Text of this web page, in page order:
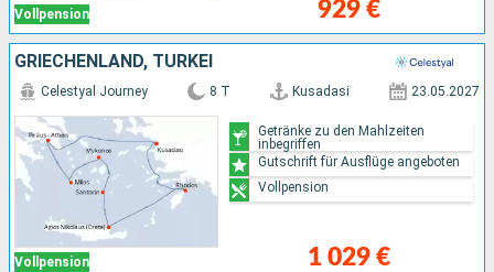
Vollpension 929 €
GRIECHENLAND, TÜRKEI
Vollpension
Celestyal Journey 8 T Kusadasi 23.05.2027
1 029 €
Getränke zu den Mahlzeiten
inbegriffen
Gutschrift für Ausflüge angeboten
Vollpension